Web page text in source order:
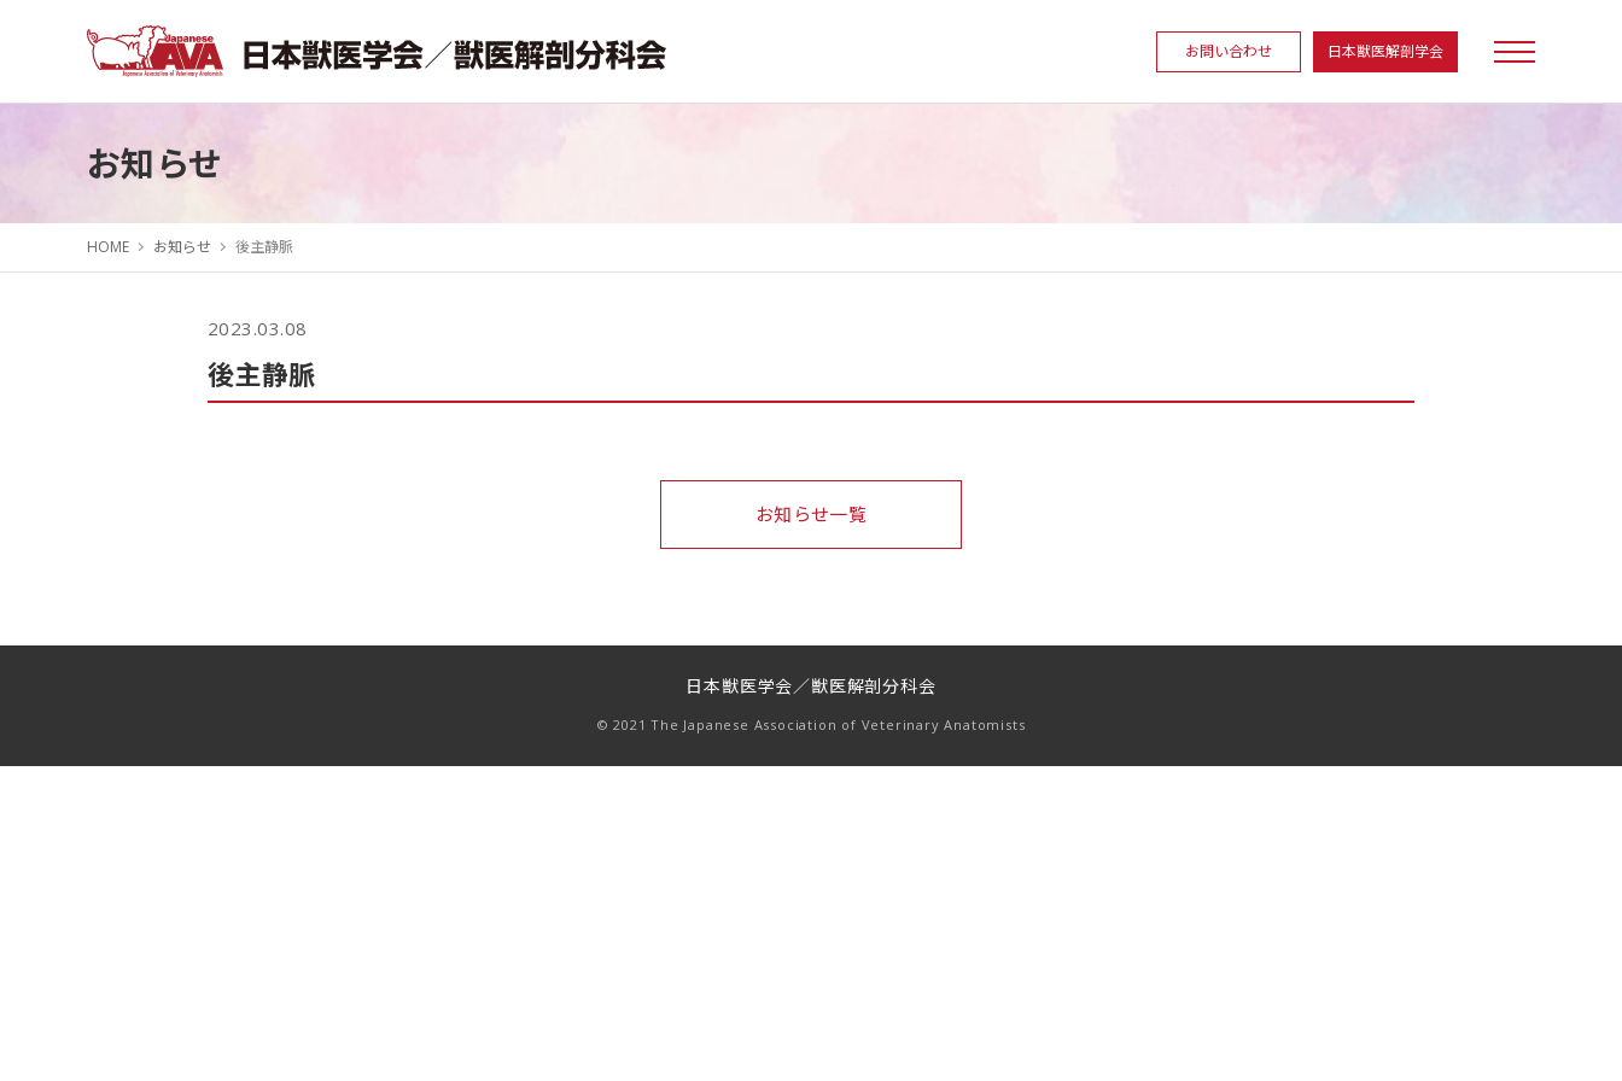
お問い合わせ 日本獣医解剖学会
お知らせ
HOME お知らせ 後主静脈
2023.03.08
後主静脈
お知らせ一覧
日本獣医学会／獣医解剖分科会
© 2021 The Japanese Association of Veterinary Anatomists